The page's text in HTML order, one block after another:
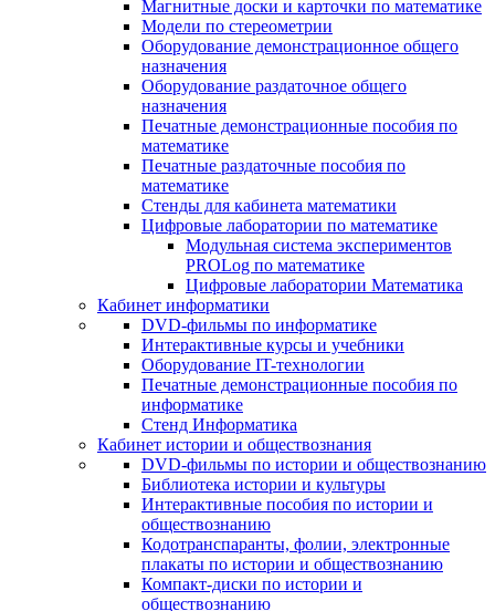
Магнитные доски и карточки по математике
Модели по стереометрии
Оборудование демонстрационное общего
назначения
Оборудование раздаточное общего
назначения
Печатные демонстрационные пособия по
математике
Печатные раздаточные пособия по
математике
Стенды для кабинета математики
Цифровые лаборатории по математике
Модульная система экспериментов
PROLog по математике
Цифровые лаборатории Математика
Кабинет информатики
DVD-фильмы по информатике
Интерактивные курсы и учебники
Оборудование IT-технологии
Печатные демонстрационные пособия по
информатике
Стенд Информатика
Кабинет истории и обществознания
DVD-фильмы по истории и обществознанию
Библиотека истории и культуры
Интерактивные пособия по истории и
обществознанию
Кодотранспаранты, фолии, электронные
плакаты по истории и обществознанию
Компакт-диски по истории и
обществознанию